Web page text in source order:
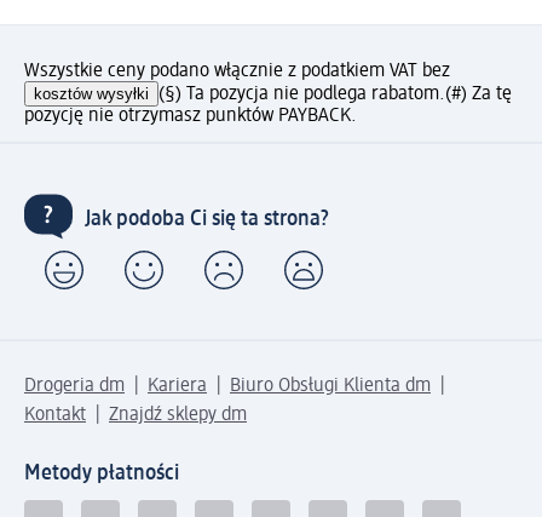
Wszystkie ceny podano włącznie z podatkiem VAT bez
kosztów wysyłki (§) Ta pozycja nie podlega rabatom.(#) Za tę
pozycję nie otrzymasz punktów PAYBACK.
Jak podoba Ci się ta strona?
Drogeria dm Kariera
Biuro Obsługi Klienta dm
Kontakt
Znajdź sklepy dm
Metody płatności